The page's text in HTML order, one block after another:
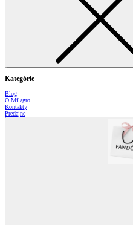
Kategórie
Blog
O Milagro
Kontakty
Predajne